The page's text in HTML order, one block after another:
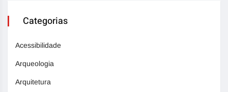
Categorias
Acessibilidade
Arqueologia
Arquitetura